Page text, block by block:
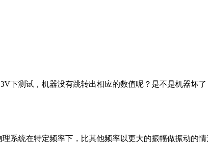
下测试，机器没有跳转出相应的数值呢？是不是机器坏了
系统在特定频率下，比其他频率以更大的振幅做振动的